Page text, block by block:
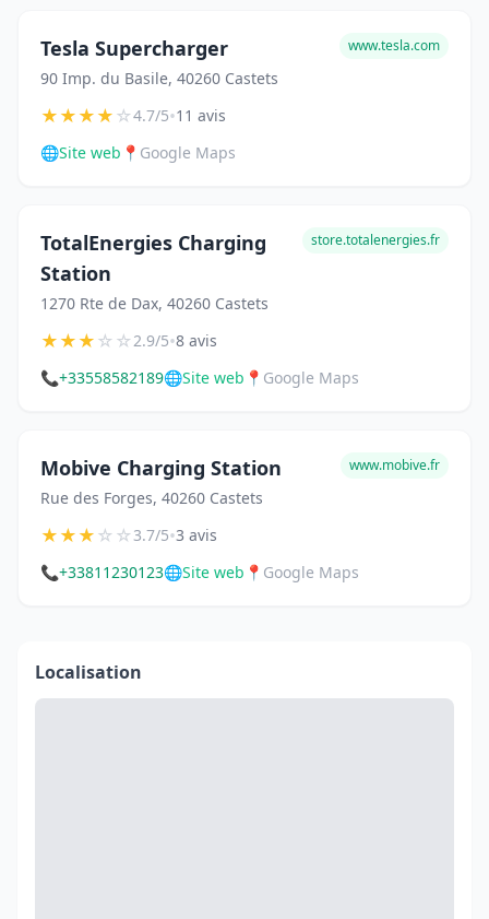
Tesla Supercharger
90 Imp. du Basile, 40260 Castets
www.tesla.com
★★★★☆4.7/5•11 avis
🌐Site web 📍 Google Maps
TotalEnergies Charging
Station
1270 Rte de Dax, 40260 Castets
store.totalenergies.fr
★★★☆☆2.9/5•8 avis
📞+33558582189🌐Site web 📍 Google Maps
Mobive Charging Station
Rue des Forges, 40260 Castets
www.mobive.fr
★★★☆☆3.7/5•3 avis
📞+33811230123🌐Site web 📍 Google Maps
Localisation